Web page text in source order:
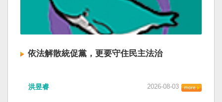
依法解散統促黨，更要守住民主法治
洪昱睿 2026-08-03